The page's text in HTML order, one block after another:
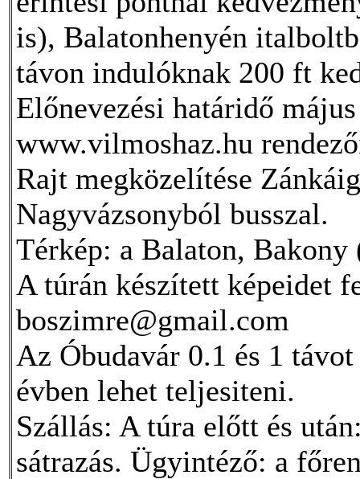
is), Balatonhenyén
távon indulóknak 200 ft
Előnevezési határidő
www.vilmoshaz.hu
Rajt megközelítése
Nagyvázsonyból busszal.
Térkép: a Balaton,
A túrán készített képeidet
boszimre@gmail.com
Az Óbudavár 0.1 és 1
évben lehet teljesiteni.
Szállás: A túra előtt és
sátrazás. Ügyintéző: a